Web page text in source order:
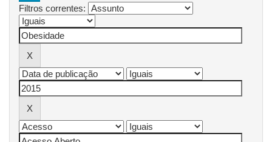
Filtros correntes: